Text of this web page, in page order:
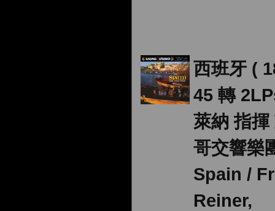
西班牙 (
45 轉
萊納 指揮
哥交響樂
Spain /
Reiner,